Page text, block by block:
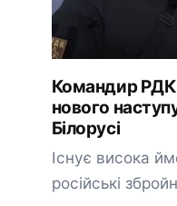
Командир РДК
нового
Білорусі
Існує висока
російські